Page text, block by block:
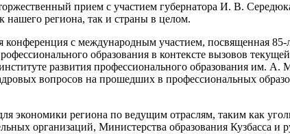
прием с участием губернатора И. В.
нашего региона, так и страны в целом.
конференция с международным участием, посвященная
образования в контексте вызовов
развития профессионального образования им.
вопросов на прошедших в профессиональных
экономики региона по ведущим отраслям, таким как
организаций, Министерства образования Кузбасса